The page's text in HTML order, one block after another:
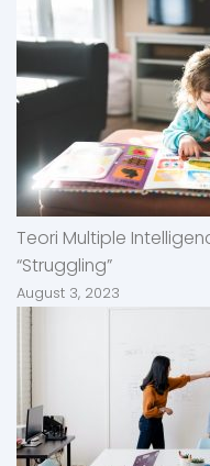
Teori Multiple
“Struggling”
August 3, 2023